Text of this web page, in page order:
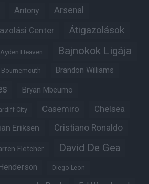
Antony Arsenal
Center Átigazolások
Ayden Heaven Bajnokok Ligája
Bournemouth Brandon Williams
Bryan Mbeumo
City Casemiro Chelsea
Eriksen Cristiano Ronaldo
Fletcher David De Gea
Diego Leon